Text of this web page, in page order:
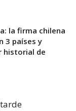
la firma chilena
3 países y
historial de